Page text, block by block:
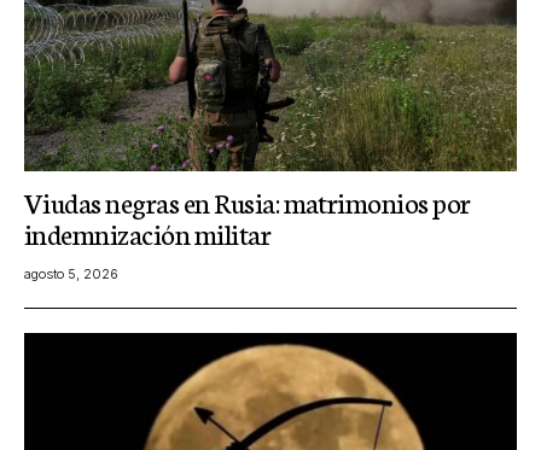
Viudas negras en Rusia: matrimonios por
indemnización militar
agosto 5, 2026